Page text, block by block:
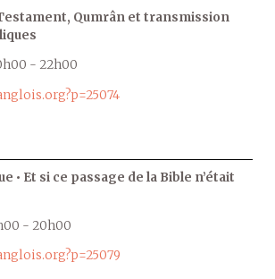
Qumrân et transmission
- 22h00
• Et si ce passage de la Bible n’était
- 20h00